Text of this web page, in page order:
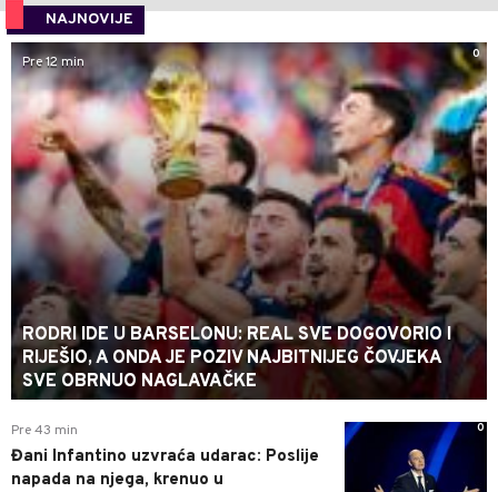
NAJNOVIJE
0
Pre 12 min
RODRI IDE U BARSELONU: REAL SVE DOGOVORIO I
RIJEŠIO, A ONDA JE POZIV NAJBITNIJEG ČOVJEKA
SVE OBRNUO NAGLAVAČKE
0
Pre 43 min
Đani Infantino uzvraća udarac: Poslije
napada na njega, krenuo u